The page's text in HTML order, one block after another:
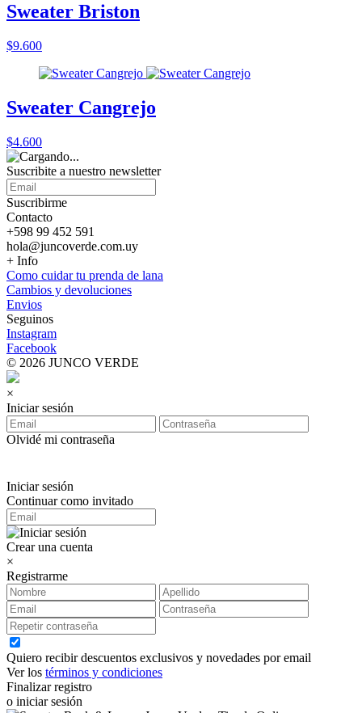
Sweater Briston
$9.600
Sweater Cangrejo
$4.600
Suscribite a nuestro newsletter
Suscribirme
Contacto
+598 99 452 591
hola@juncoverde.com.uy
+ Info
Como cuidar tu prenda de lana
Cambios y devoluciones
Envios
Seguinos
Instagram
Facebook
© 2026 JUNCO VERDE
×
Iniciar sesión
Olvidé mi contraseña
Iniciar sesión
Continuar como invitado
Crear una cuenta
×
Registrarme
Quiero recibir descuentos exclusivos y novedades por email
Ver los términos y condiciones
Finalizar registro
o iniciar sesión